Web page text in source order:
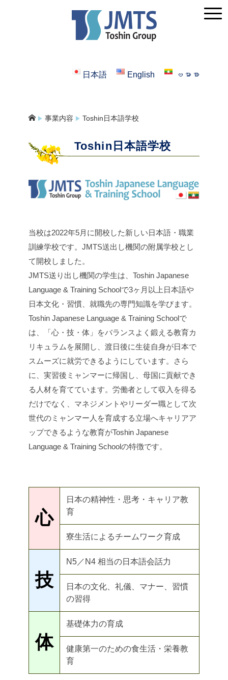
日本語 English ဗမာစာ
▶︎ 事業内容 ▶︎ Toshin日本語学校
Toshin日本語学校
当校は2022年5月に開校した新しい日本語・職業
訓練学校です。JMTS送出し機関の附属学校とし
て開校しました。
JMTS送り出し機関の学生は、Toshin Japanese
Language & Training Schoolで3ヶ月以上日本語や
日本文化・習慣、就職先の専門知識を学びます。
Toshin Japanese Language & Training Schoolで
は、「心・技・体」をバランスよく鍛える教育カ
リキュラムを展開し、渡日後に生徒自身が日本で
スムーズに就労できるようにしています。さら
に、実習後ミャンマーに帰国し、母国に貢献でき
る人材を育てています。労働者として収入を得る
だけでなく、マネジメントやリーダー職として次
世代のミャンマー人を育成する立場へキャリアア
ップできるような教育がToshin Japanese
Language & Training Schoolの特徴です。
心
日本の精神性・思考・キャリア教
育
寮生活によるチームワーク育成
技
N5／N4 相当の日本語会話力
日本の文化、礼儀、マナー、習慣
の習得
体
基礎体力の育成
健康第一のための食生活・栄養教
育